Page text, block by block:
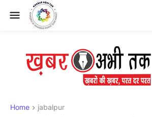
Home jabalpur